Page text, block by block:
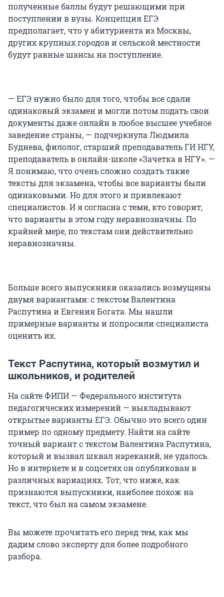
полученные баллы будут решающими при
поступлении в вузы. Концепция ЕГЭ
предполагает, что у абитуриента из Москвы,
других крупных городов и сельской местности
будут равные шансы на поступление.
— ЕГЭ нужно было для того, чтобы все сдали
одинаковый экзамен и могли потом подать свои
документы даже онлайн в любое высшее учебное
заведение страны, — подчеркнула Людмила
Буднева, филолог, старший преподаватель ГИ НГУ,
преподаватель в онлайн-школе «Зачетка в НГУ». —
Я понимаю, что очень сложно создать такие
тексты для экзамена, чтобы все варианты были
одинаковыми. Но для этого и привлекают
специалистов. И я согласна с теми, кто говорит,
что варианты в этом году неравнозначны. По
крайней мере, по текстам они действительно
неравнозначны.
Больше всего выпускники оказались возмущены
двумя вариантами: с текстом Валентина
Распутина и Евгения Богата. Мы нашли
примерные варианты и попросили специалиста
оценить их.
Текст Распутина, который возмутил и
школьников, и родителей
На сайте ФИПИ — Федерального института
педагогических измерений — выкладывают
открытые варианты ЕГЭ. Обычно это всего один
пример по одному предмету. Найти на сайте
точный вариант с текстом Валентина Распутина,
который и вызвал шквал нареканий, не удалось.
Но в интернете и в соцсетях он опубликован в
различных вариациях. Тот, что ниже, как
признаются выпускники, наиболее похож на
текст, что был на самом экзамене.
Вы можете прочитать его перед тем, как мы
дадим слово эксперту для более подробного
разбора.